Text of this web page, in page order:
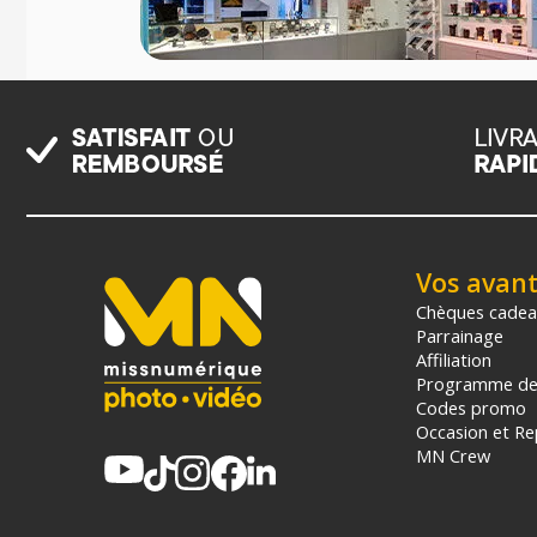
Vos
Chèques
Parrainage
Affiliation
Programme
Codes promo
Occasion et
MN Crew